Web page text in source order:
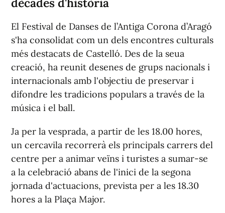
El Festival de Danses de l’Antiga Corona d’Aragó
s'ha consolidat com un dels encontres culturals
més destacats de Castelló. Des de la seua
creació, ha reunit desenes de grups nacionals i
internacionals amb l'objectiu de preservar i
difondre les tradicions populars a través de la
música i el ball.
Ja per la vesprada, a partir de les 18.00 hores,
un cercavila recorrerà els principals carrers del
centre per a animar veïns i turistes a sumar-se
a la celebració abans de l'inici de la segona
jornada d'actuacions, prevista per a les 18.30
hores a la Plaça Major.